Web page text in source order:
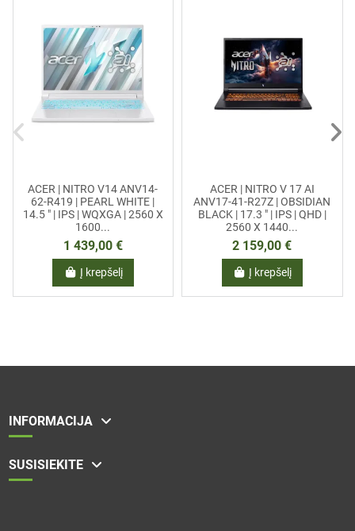
ACER | NITRO V14 ANV14-
62-R419 | PEARL WHITE |
14.5 " | IPS | WQXGA | 2560 X
1600...
1 439,00 €
Į krepšelį
ACER | NITRO V 17 AI
ANV17-41-R27Z | OBSIDIAN
BLACK | 17.3 " | IPS | QHD |
2560 X 1440...
2 159,00 €
Į krepšelį
INFORMACIJA
SUSISIEKITE